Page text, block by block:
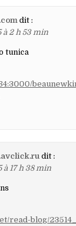
dit :
à 2 h 53 min
tunica
dit :
à 17 h 38 min
read-blog/